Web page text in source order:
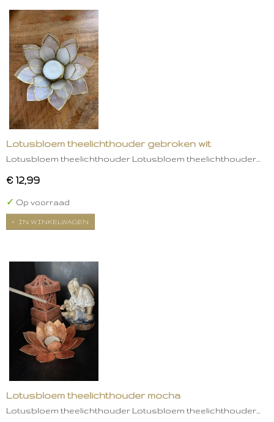
Lotusbloem theelichthouder gebroken wit
Lotusbloem theelichthouder Lotusbloem theelichthouder…
€ 12,99
✓ Op voorraad
IN WINKELWAGEN
Lotusbloem theelichthouder mocha
Lotusbloem theelichthouder Lotusbloem theelichthouder…